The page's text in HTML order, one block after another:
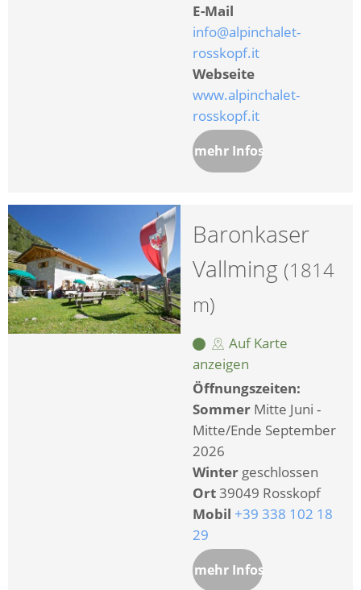
E-Mail
info@alpinchalet-
rosskopf.it
Webseite
www.alpinchalet-
rosskopf.it
mehr Infos
Baronkaser
Vallming (1814
m)
Auf Karte
anzeigen
Öffnungszeiten:
Sommer Mitte Juni -
Mitte/Ende September
2026
Winter geschlossen
Ort39049 Rosskopf
Mobil +39 338 102 18
29
mehr Infos